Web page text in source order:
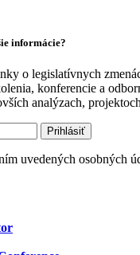
informácie?
o legislatívnych
konferencie a
analýzach,
uvedených osobných